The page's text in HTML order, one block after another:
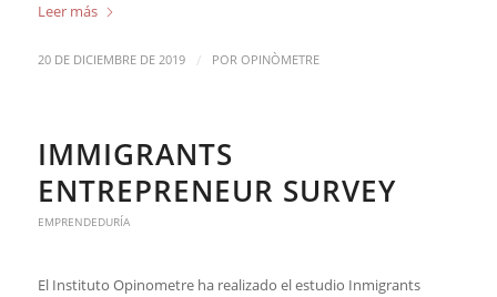
Leer más
20 DE DICIEMBRE DE 2019 / POR OPINÒMETRE
IMMIGRANTS
ENTREPRENEUR SURVEY
EMPRENDEDURÍA
El Instituto Opinometre ha realizado el estudio Inmigrants